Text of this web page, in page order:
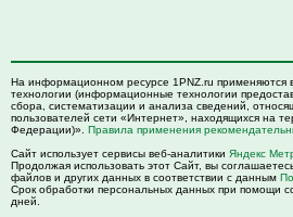
На информационном ресурсе 1PNZ.ru применяются
технологии (информационные технологии
сбора, систематизации и анализа сведений,
пользователей сети «Интернет», находящихся на
Федерации)». Правила применения
Сайт использует сервисы веб-аналитики Яндекс
Продолжая использовать этот Сайт, вы
файлов и других данных в соответствии с данным
Срок обработки персональных данных при помощи
дней.